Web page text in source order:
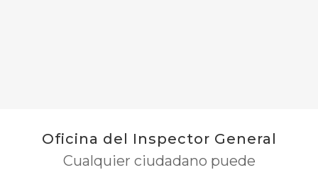
Oficina del Inspector General
Cualquier ciudadano puede